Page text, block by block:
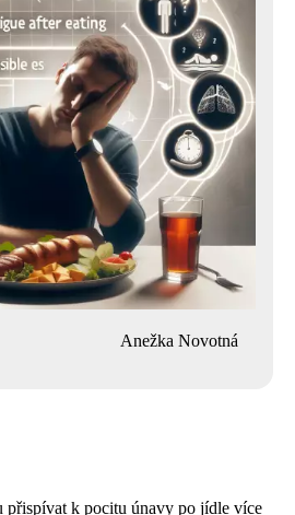
Anežka Novotná
přispívat k pocitu únavy po jídle více